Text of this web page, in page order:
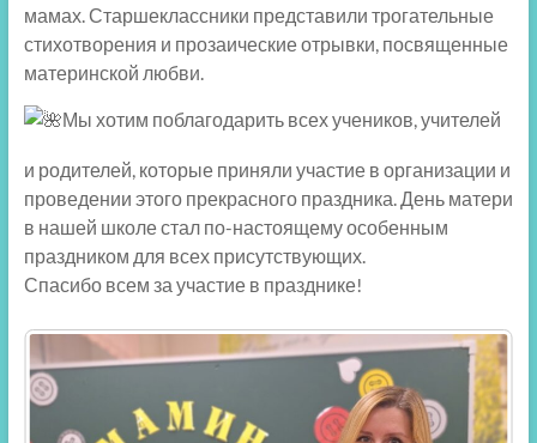
мамах. Старшеклассники представили трогательные
стихотворения и прозаические отрывки, посвященные
материнской любви.
Мы хотим поблагодарить всех учеников, учителей
и родителей, которые приняли участие в организации и
проведении этого прекрасного праздника. День матери
в нашей школе стал по-настоящему особенным
праздником для всех присутствующих.
Спасибо всем за участие в празднике!